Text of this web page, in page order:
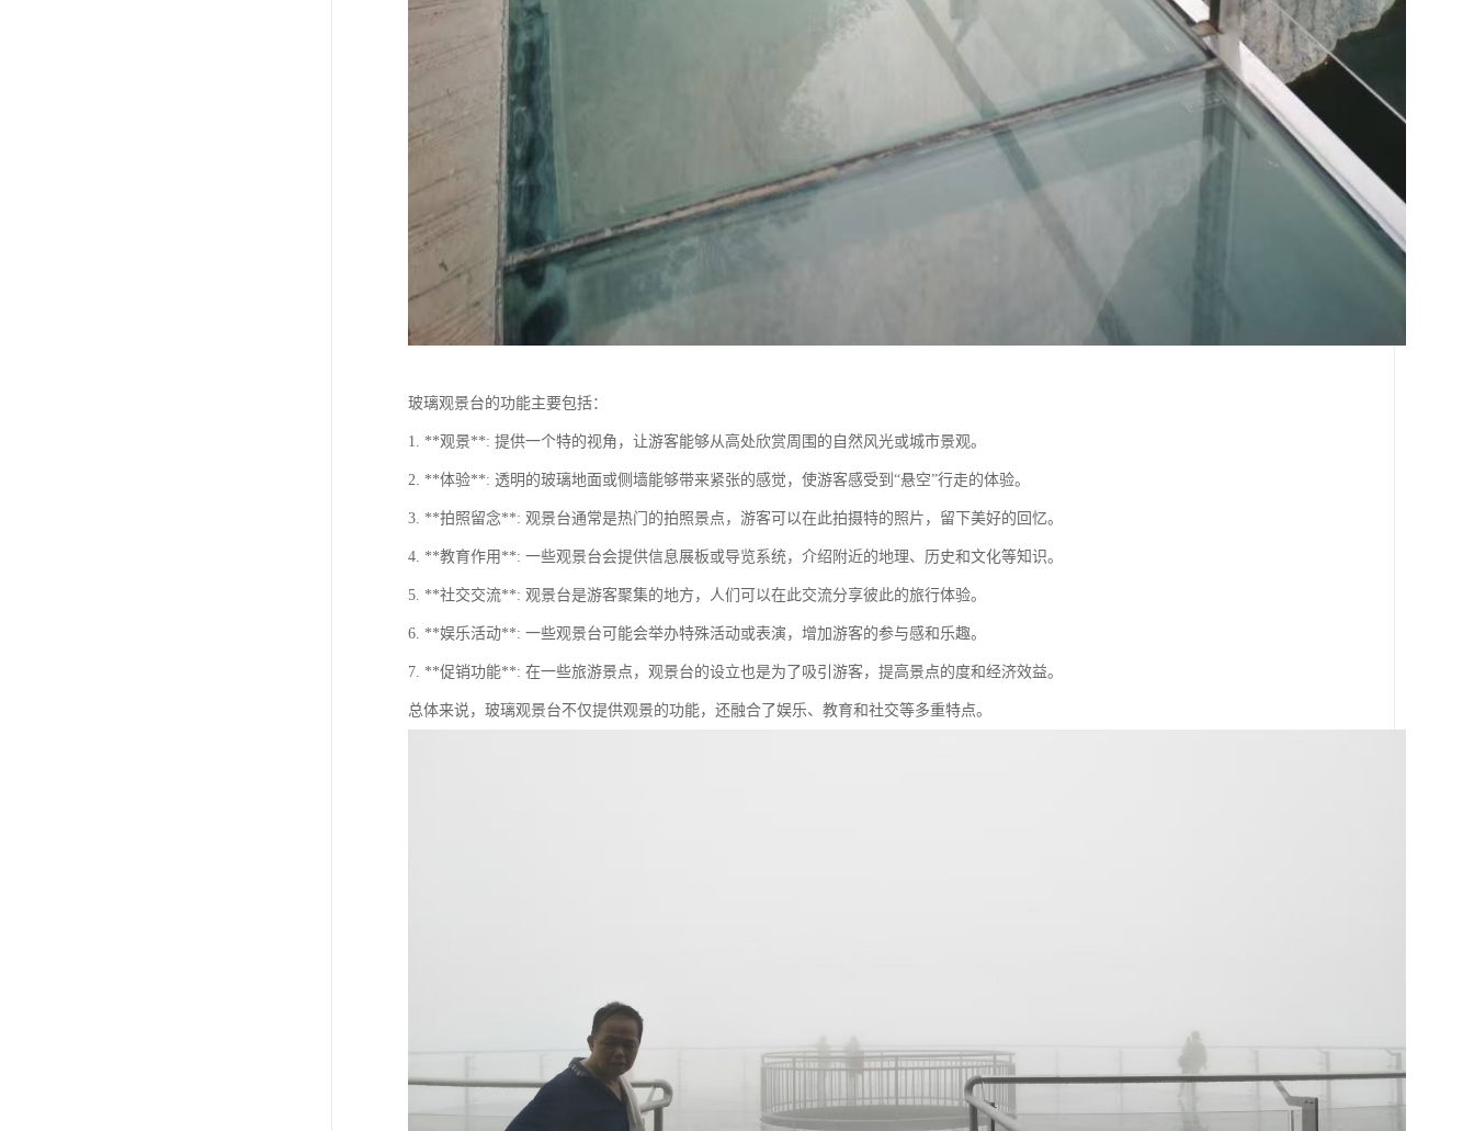
玻璃观景台的功能主要包括：
1. **观景**: 提供一个特的视角，让游客能够从高处欣赏周围的自然风光或城市景观。
2. **体验**: 透明的玻璃地面或侧墙能够带来紧张的感觉，使游客感受到“悬空”行走的体验。
3. **拍照留念**: 观景台通常是热门的拍照景点，游客可以在此拍摄特的照片，留下美好的回忆。
4. **教育作用**: 一些观景台会提供信息展板或导览系统，介绍附近的地理、历史和文化等知识。
5. **社交交流**: 观景台是游客聚集的地方，人们可以在此交流分享彼此的旅行体验。
6. **娱乐活动**: 一些观景台可能会举办特殊活动或表演，增加游客的参与感和乐趣。
7. **促销功能**: 在一些旅游景点，观景台的设立也是为了吸引游客，提高景点的度和经济效益。
总体来说，玻璃观景台不仅提供观景的功能，还融合了娱乐、教育和社交等多重特点。